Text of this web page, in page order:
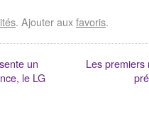
. Ajouter auxfavoris.
un
le LG
Les